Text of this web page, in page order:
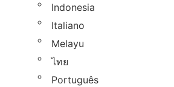
Indonesia
Italiano
Melayu
ไทย
Português